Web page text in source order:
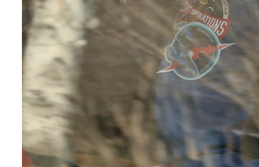
Cultura
Economia
Sport
Europa
Altrecose
Mondiali calcio 2026
PODCAST
NEWSLETTER